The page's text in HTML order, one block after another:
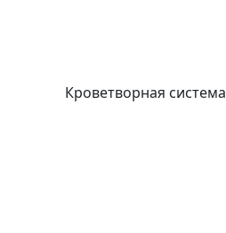
Кроветворная система